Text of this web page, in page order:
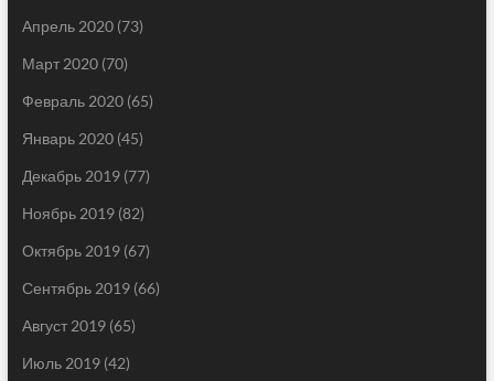
Апрель 2020(73)
Март 2020(70)
Февраль 2020(65)
Январь 2020(45)
Декабрь 2019(77)
Ноябрь 2019(82)
Октябрь 2019(67)
Сентябрь 2019(66)
Август 2019(65)
Июль 2019(42)